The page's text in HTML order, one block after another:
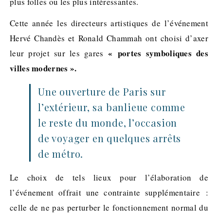
Cette année les directeurs artistiques de l’événement
Hervé Chandès et Ronald Chammah ont choisi d’axer
leur projet sur les gares « portes symboliques des
villes modernes ».
Une ouverture de Paris sur
l’extérieur, sa banlieue comme
le reste du monde, l’occasion
de voyager en quelques arrêts
de métro.
Le choix de tels lieux pour l’élaboration de
l’événement offrait une contrainte supplémentaire :
celle de ne pas perturber le fonctionnement normal du